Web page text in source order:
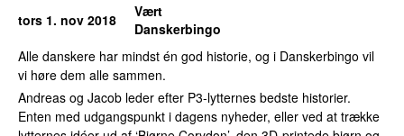
tors 1. nov 2018
Vært
Danskerbingo
Alle danskere har mindst én god historie, og i Danskerbingo vil
vi høre dem alle sammen.
Andreas og Jacob leder efter P3-lytternes bedste historier.
Enten med udgangspunkt i dagens nyheder, eller ved at trække